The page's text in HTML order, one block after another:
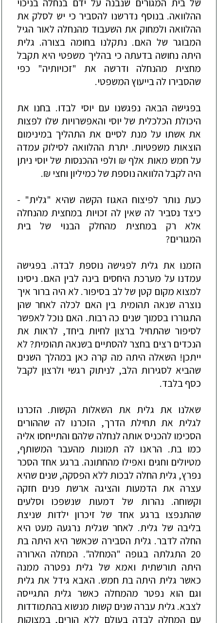
של בית המגורים שנבנה על ידם בנחלה בניכוי
ההלוואה. בנוסף נדרשנו להסביר כי יש לסלק את
ההלוואה ולמחוק את השעבוד מהנחלה לאור הגיל
המבוגר של האם. נתקלנו בחומה בצורה. גלית
היתה נחושה בדעתה כי בהליך משפטי היא תקבל
מחצית מהנחלה ודרשה את "זכויותיה" כפי
שהסבירו לה בייעוץ המשפטי.
בפגישה הבאה נפגשנו עם יוסי לבדו. בחנו את
היכולת הכלכלית של יוסי והאפשרויות שלו לפצות
את אשתו על מנת לסיים את התהליך במינימום
הוצאות משפטיות. יתרת ההלוואה לסילוק עמדה
על חמש מאות אלף ₪ ולפי ההכנסות של יוסי ניתן
היה לקבל הלוואה נוספת של כמיליון וחצי ₪.
כעת נותר לפיצוח האגוז הקשה שהיא "גלית" -
כיצד נסביר לה שאין לה זכויות במחצית מהנחלה
אלא רק במחצית מהחלק הבנוי של בית
המגורים?
הזמנו את גלית לפגישה נוספת לבדה. בפגישה
עמדנו על מערכת היחסים בינה לבין האם. ניסינו
למצוא מקום קטן של לב בסיפור. לא היה ברור איך
נוצרה שנאה תהומית בין האם לכלה לאחר שהן
התגוררו בסמוך שנים כה רבות. האם נוכל לאפשר
לסיפור שהתחיל ברצון לחיות ביחד, לראות את
הנכדים רצים בחצר להסתיים בשנאה תהומית? לא
ייתכן! השאלה היתה מה קרה כאן במהלך השנים
שהביא לסגירות הלב, לניתוק רגשי ולרצון לקבל
כסף בלבד.
שאלנו את גלית את השאלות הקשות. הזכרנו
לגלית את תחילת הדרך, הזכרנו לה שההורים
הסכימו להכניס אותה לנחלה שלהם והתייחסו אליה
כמו בת. הראנו לה תמונות מהעבר המשותף,
מטיולים וחגים ואפילו מהחתונה. ברגע אחד הסכר
נפרץ, גלית החלה לבכות ללא הפסקה, שנים שהיא
עצרה את הדמעות והציגה ארשת פנים חזקה
וקשוחה. נהרות של דמעות שנשפכו וסלעים
שהתנפצו ברגע אחד של זיכרון ילדות שניצת
בליבה של גלית. לאחר שגלית נרגעה מעט היא
החלה לדבר. גלית הסבירה שכאשר היא היתה בת
20 התגלתה בגופה "המחלה". המחלה הארורה
היתה תורשתית ואמא של גלית נפטרה ממנה
כאשר גלית היתה בת חמש. האבא גידל את גלית
וגם הוא נפטר מהמחלה כאשר גלית התגייסה
לצבא. גלית עברה שנים קשות מנשוא בהתמודדות
עם המחלה לבדה בעולם ללא הורים, במצוקות